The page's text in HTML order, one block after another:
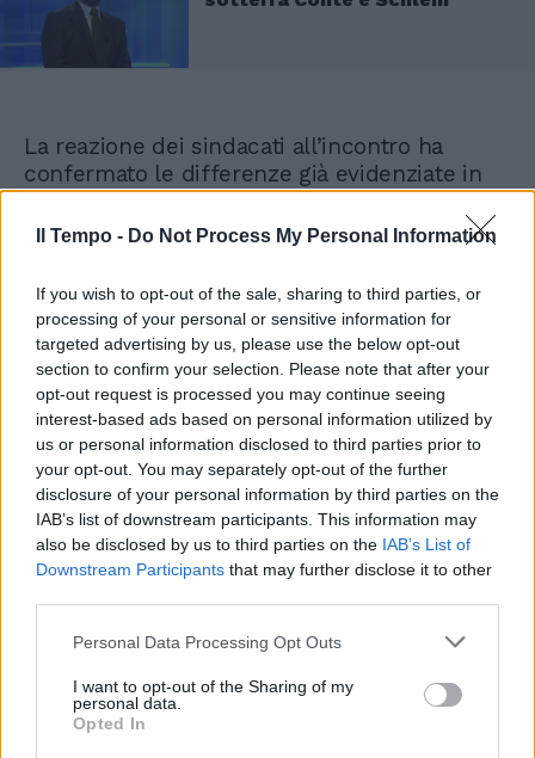
Il Tempo - Do Not Process My Personal Information
If you wish to opt-out of the sale, sharing to third parties, or
processing of your personal or sensitive information for
targeted advertising by us, please use the below opt-out
section to confirm your selection. Please note that after your
opt-out request is processed you may continue seeing
interest-based ads based on personal information utilized by
us or personal information disclosed to third parties prior to
your opt-out. You may separately opt-out of the further
disclosure of your personal information by third parties on the
IAB’s list of downstream participants. This information may
also be disclosed by us to third parties on the IAB’s List of
Downstream Participants that may further disclose it to other
Personal Data Processing Opt Outs
I want to opt-out of the Sharing of my
personal data.
Opted In
La reazione dei sindacati all’incontro ha
confermato le differenze già evidenziate in
altre occasioni: il leader della Cisl, Luigi
Sbarra, ha sostenuto che il tavolo è stato
del dialogo; la Cisl parteciperà ai prossimi
incontri tematici per negoziare concreti
avanzamenti per i lavoratori e i pensionati e
«sarà inchiodata alle trattative sapendo che
non si può stare con un piede ai tavoli e con
l’altro in piazza». Dall’altra parte il segretario
generale della Cgil, Maurizio Landini, ha
espresso un giudizio «non positivo», perchè
«non ci sono stati risultati»: così, la
mobilitazione prosegue e il il 24 giugno la Cgil
sarà in piazza a difesa della Costituzione
contro l’autonomia differenziata. Pierpaolo
Bombardieri, leader Uil, dà infine la sua
disponibilità al confronto, ma fa notare che
precedenti tavoli non hanno dato grandi
risultati.